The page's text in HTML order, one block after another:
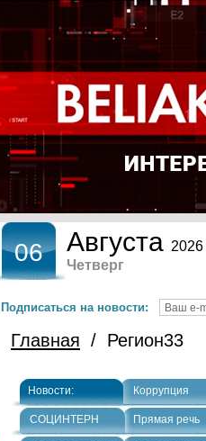
Подписаться на новости:
06 Августа 2026
Четверг
Главная / Регион33
Новости: Коррупция
СОЦИНТЕРН Прямая речь